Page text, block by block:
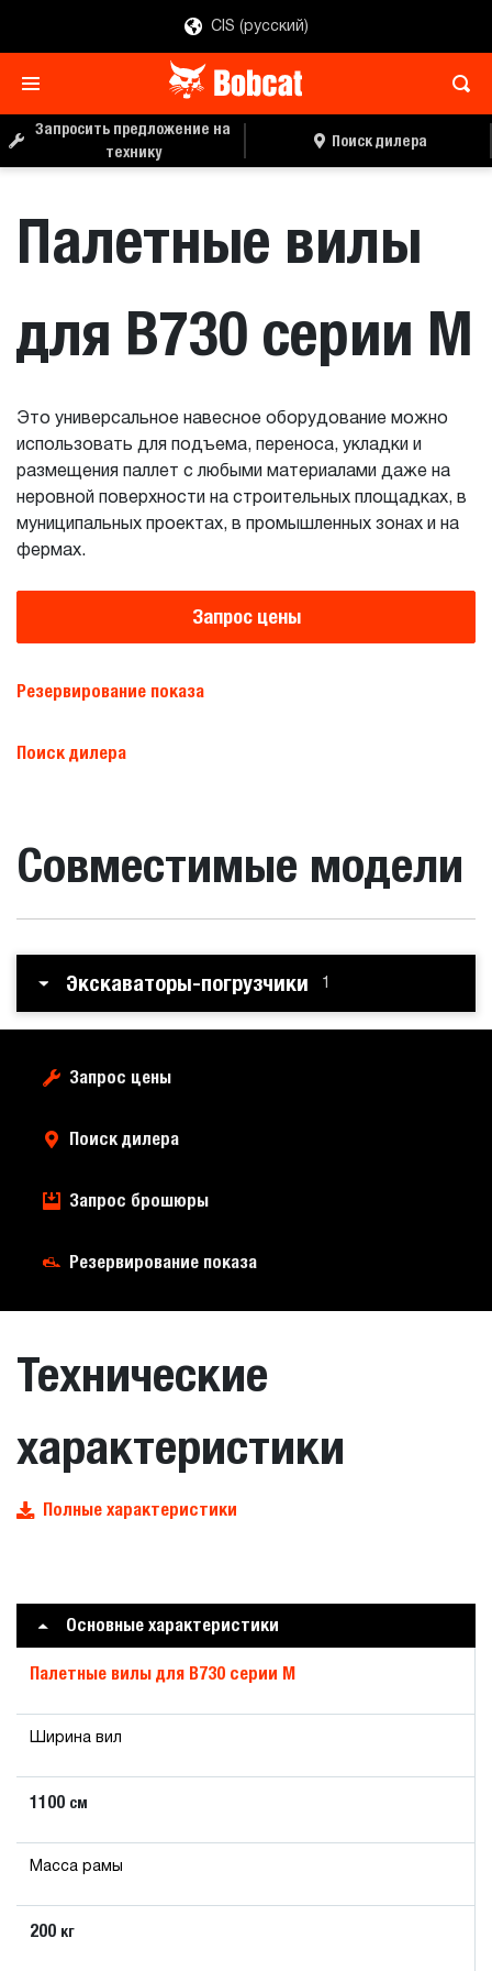
CIS (русский)
Запросить предложение на
технику
Поиск дилера
Палетные вилы
для B730 серии M
Это универсальное навесное оборудование можно
использовать для подъема, переноса, укладки и
размещения паллет с любыми материалами даже на
неровной поверхности на строительных площадках, в
муниципальных проектах, в промышленных зонах и на
фермах.
Запрос цены
Резервирование показа
Поиск дилера
Совместимые модели
Экскаваторы-погрузчики 1
Запрос цены
Поиск дилера
Запрос брошюры
Резервирование показа
ЗАПРОС ЦЕНЫ ПОИСК ДИЛЕРА
Технические
характеристики
Полные характеристики
Основные характеристики
Палетные вилы для B730 серии M
Ширина вил
1100 см
Масса рамы
200 кг